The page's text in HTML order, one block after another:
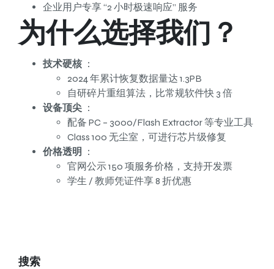
企业用户专享 “2 小时极速响应” 服务
为什么选择我们？
技术硬核：
2024 年累计恢复数据量达 1.3PB
自研碎片重组算法，比常规软件快 3 倍
设备顶尖 ：
配备 PC – 3000/Flash Extractor 等专业工具
Class 100 无尘室，可进行芯片级修复
价格透明
：
官网公示 150 项服务价格，支持开发票
学生 / 教师凭证件享 8 折优惠
搜索